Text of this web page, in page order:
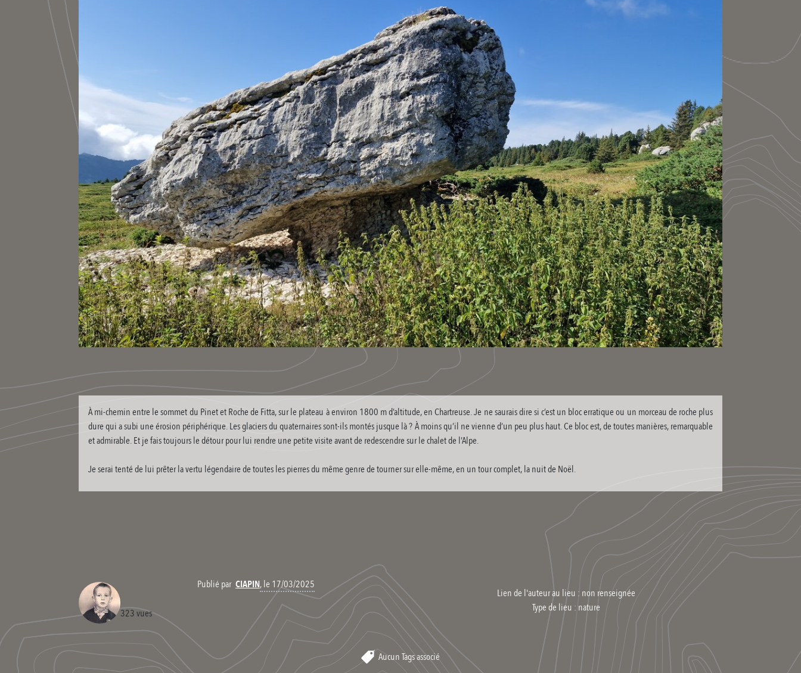
À mi-chemin entre le sommet du Pinet et Roche de Fitta, sur le plateau à environ 1800 m d’altitude, en Chartreuse. Je ne saurais dire si c’est un bloc erratique ou un morceau de roche plus
dure qui a subi une érosion périphérique. Les glaciers du quaternaires sont-ils montés jusque là ? À moins qu’il ne vienne d’un peu plus haut. Ce bloc est, de toutes manières, remarquable
et admirable. Et je fais toujours le détour pour lui rendre une petite visite avant de redescendre sur le chalet de l’Alpe.
Je serai tenté de lui prêter la vertu légendaire de toutes les pierres du même genre de tourner sur elle-même, en un tour complet, la nuit de Noël.
Publié par CIAPIN, le 17/03/2025
323 vues
Lien de l'auteur au lieu : non renseignée
Type de lieu :nature
Aucun Tags associé